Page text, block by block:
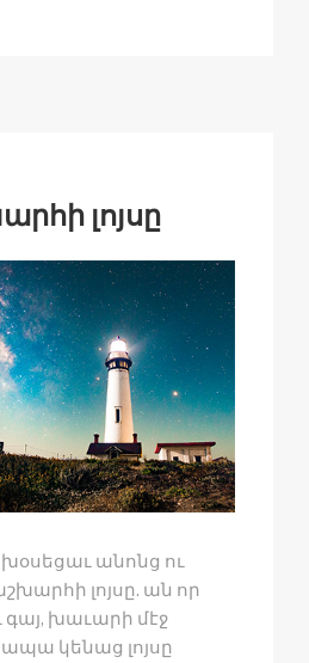
p
at
լոյսը
խօսեցաւ անոնց ու
լոյսը. ան որ
գայ, խաւարի մէջ
կենաց լոյսը